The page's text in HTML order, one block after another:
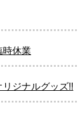
時休業
ジナルグッズ!!